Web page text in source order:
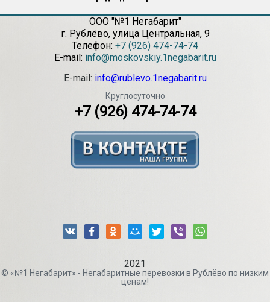
ООО "№1 Негабарит"
г. Рублёво, улица Центральная, 9
Телефон: +7 (926) 474-74-74
E-mail: info@moskovskiy.1negabarit.ru
E-mail: info@rublevo.1negabarit.ru
Круглосуточно
+7 (926) 474-74-74
2021
© «№1 Негабарит» - Негабаритные перевозки в Рублёво по низким
ценам!